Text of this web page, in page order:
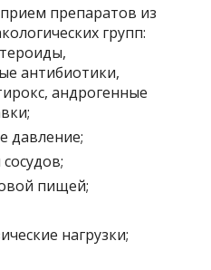
препаратов из
групп:
антибиотики,
андрогенные
давление;
пищей;
нагрузки;